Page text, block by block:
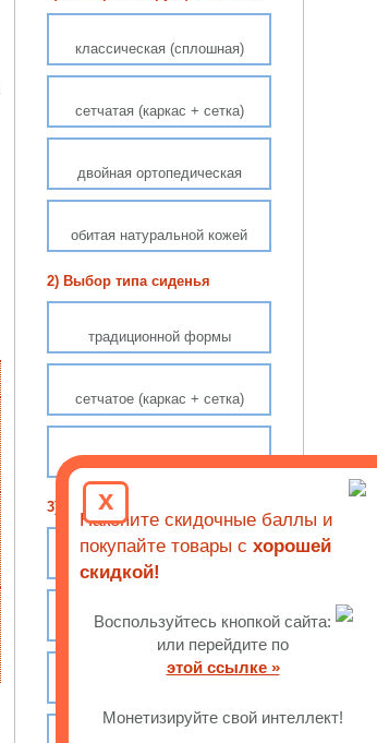
классическая (сплошная)
сетчатая (каркас + сетка)
двойная ортопедическая
обитая натуральной кожей
2) Выбор типа сиденья
традиционной формы
сетчатое (каркас + сетка)
3) С какими регулировками
настройка высоты спинки
поясничный упор
x
Накопите скидочные баллы и
покупайте товары с хорошей
скидкой!
Воспользуйтесь кнопкой сайта:
или перейдите по
этой ссылке »
Монетизируйте свой интеллект!